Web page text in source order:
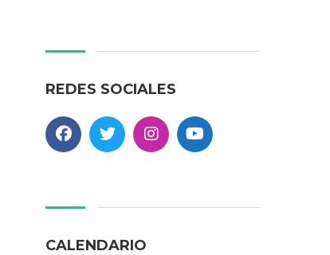
REDES SOCIALES
CALENDARIO